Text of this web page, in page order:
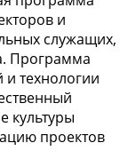
и
служащих,
Программа
и технологии
культуры
проектов